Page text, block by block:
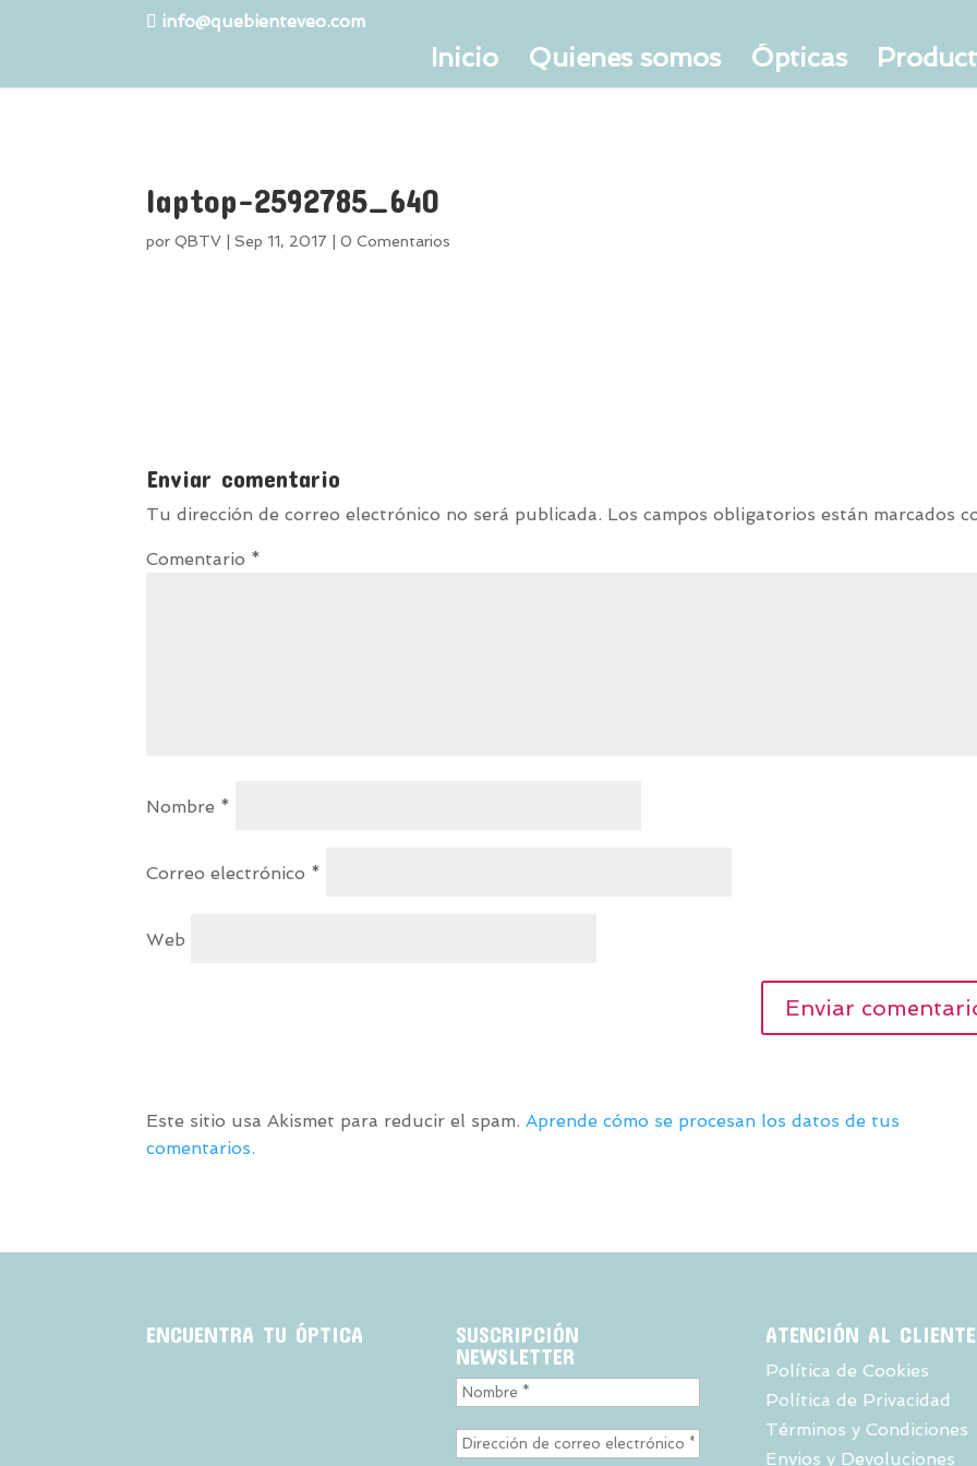
info@quebienteveo.com
Inicio Quienes somos Ópticas
laptop-2592785_640
porQBTV |Sep 11, 2017 |0 Comentarios
Enviar comentario
Tu dirección de correo electrónico no será publicada. Los campos obligatorios están marcados
Comentario *
Nombre *
Correo electrónico *
Web
Este sitio usa Akismet para reducir el spam.Aprende cómo se procesan los datos de tus
comentarios.
ENCUENTRA TU ÓPTICA
SUSCRIPCIÓN
NEWSLETTER
ATENCIÓN AL CLIENTE
Política de Cookies
Política de Privacidad
Términos y Condiciones
Envios y Devoluciones